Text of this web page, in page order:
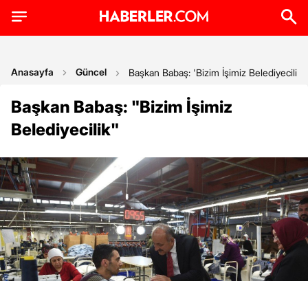
Anasayfa Güncel Başkan Babaş: 'Bizim İşimiz Belediyecilik'
Başkan Babaş: "Bizim İşimiz
Belediyecilik"